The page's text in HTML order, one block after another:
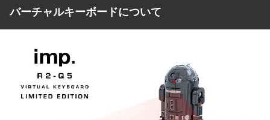
バーチャルキーボードについて